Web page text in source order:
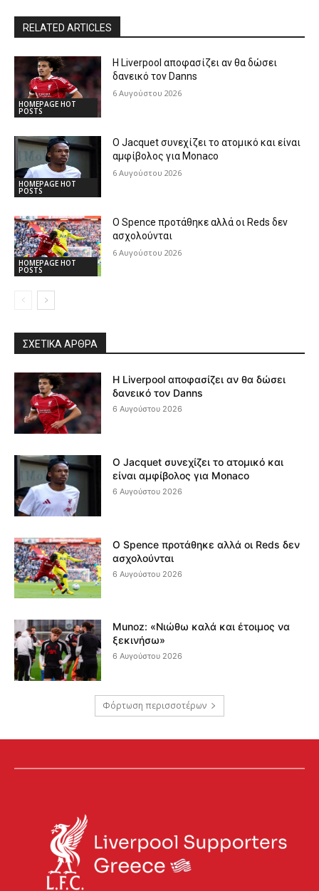
RELATED ARTICLES
HOMEPAGE HOT
POSTS
Η Liverpool αποφασίζει αν θα δώσει
δανεικό τον Danns
6 Αυγούστου 2026
HOMEPAGE HOT
POSTS
Ο Jacquet συνεχίζει το ατομικό και είναι
αμφίβολος για Monaco
6 Αυγούστου 2026
HOMEPAGE HOT
POSTS
Ο Spence προτάθηκε αλλά οι Reds δεν
ασχολούνται
6 Αυγούστου 2026
ΣΧΕΤΙΚΆ ΆΡΘΡΑ
Η Liverpool αποφασίζει αν θα δώσει
δανεικό τον Danns
6 Αυγούστου 2026
Ο Jacquet συνεχίζει το ατομικό και
είναι αμφίβολος για Monaco
6 Αυγούστου 2026
Ο Spence προτάθηκε αλλά οι Reds δεν
ασχολούνται
6 Αυγούστου 2026
Munoz: «Νιώθω καλά και έτοιμος να
ξεκινήσω»
6 Αυγούστου 2026
Φόρτωση περισσοτέρων